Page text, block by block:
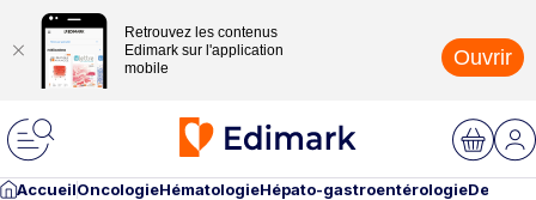
Retrouvez les contenus
Edimark sur l'application
mobile
Ouvrir
AccueilOncologieHématologieHépato-gastroentérologie